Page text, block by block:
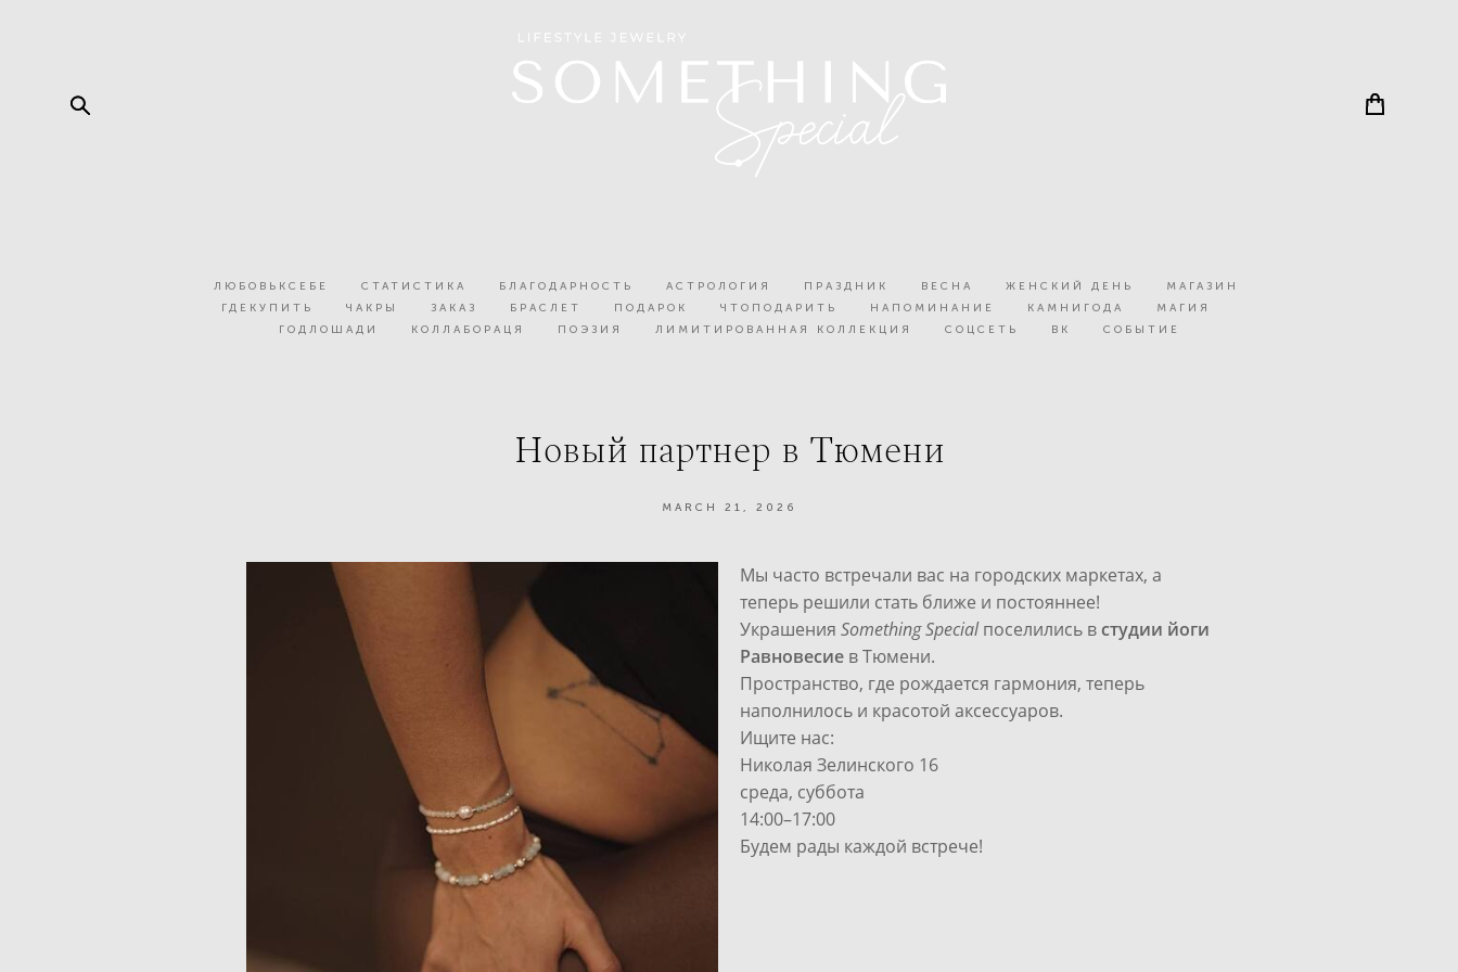
ЛЮБОВЬКСЕБЕ СТАТИСТИКА БЛАГОДАРНОСТЬ АСТРОЛОГИЯ ПРАЗДНИК ВЕСНА ЖЕНСКИЙ ДЕНЬ
МАГАЗИН
ГДЕКУПИТЬ
ЧАКРЫ ЗАКАЗ БРАСЛЕТ ПОДАРОК ЧТОПОДАРИТЬ НАПОМИНАНИЕ КАМНИГОДА
МАГИЯ
ГОДЛОШАДИ
КОЛЛАБОРАЦЯ ПОЭЗИЯ ЛИМИТИРОВАННАЯ КОЛЛЕКЦИЯ СОЦСЕТЬ ВК СОБЫТИЕ
Новый партнер в Тюмени
MARCH 21, 2026
Мы часто встречали вас на городских маркетах, а
теперь решили стать ближе и постояннее!
Украшения Something Specialпоселились встудии йоги
Равновесие в Тюмени.
Пространство, где рождается гармония, теперь
наполнилось и красотой аксессуаров.
Ищите нас:
Николая Зелинского 16
среда, суббота
14:00–17:00
Будем рады каждой встрече!